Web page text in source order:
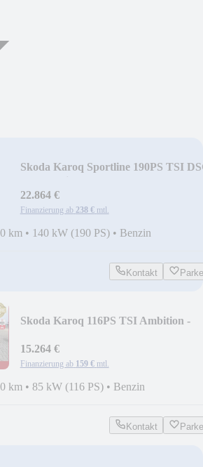
Skoda Karoq Sportline 190PS TSI
22.864 €
Finanzierung ab 238 € mtl.
km • 140 kW (190 PS) • Benzin
Kontakt
Skoda Karoq 116PS TSI Ambition -
15.264 €
Finanzierung ab 159 € mtl.
km • 85 kW (116 PS) • Benzin
Kontakt